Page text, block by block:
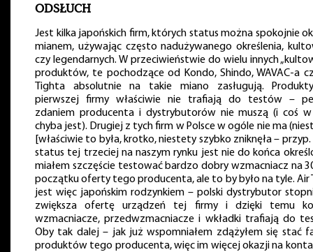
ODSŁUCH
Jest kilka japońskich firm, których status można spokojnie
mianem, używając często nadużywanego określenia,
czy legendarnych. W przeciwieństwie do wielu innych
produktów, te pochodzące od Kondo, Shindo, WAVAC-a
Tighta absolutnie na takie miano zasługują.
pierwszej firmy właściwie nie trafiają do testów –
zdaniem producenta i dystrybutorów nie muszą (i coś
chyba jest). Drugiej z tych firm w Polsce w ogóle nie ma
[właściwie to była, krotko, niestety szybko zniknęła – przyp.
status tej trzeciej na naszym rynku jest nie do końca
miałem szczęście testować bardzo dobry wzmacniacz na
początku oferty tego producenta, ale to by było na tyle. Air
jest więc japońskim rodzynkiem – polski dystrybutor
zwiększa ofertę urządzeń tej firmy i dzięki temu
wzmacniacze, przedwzmacniacze i wkładki trafiają do
Oby tak dalej – jak już wspomniałem zdążyłem się stać
produktów tego producenta, więc im więcej okazji na